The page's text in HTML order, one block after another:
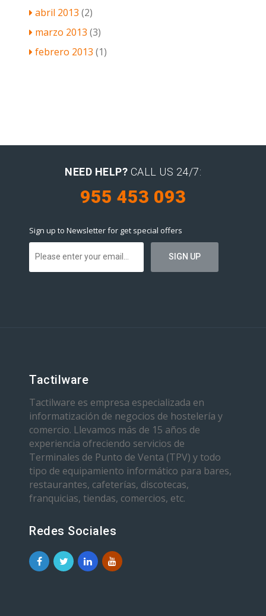
abril 2013 (2)
marzo 2013 (3)
febrero 2013 (1)
NEED HELP? CALL US 24/7:
955 453 093
Sign up to Newsletter for get special offers
Tactilware
Tactilware es empresa especializada en
informatización de negocios de hostelería y
comercio. Llevamos más de 15 años de
experiencia ofreciendo servicios de
Terminales de Punto de Venta (TPV) y todo
tipo de equipamiento informático para bares,
restaurantes, cafeterías, discotecas,
franquicias, tiendas, comercios, etc.
Redes Sociales